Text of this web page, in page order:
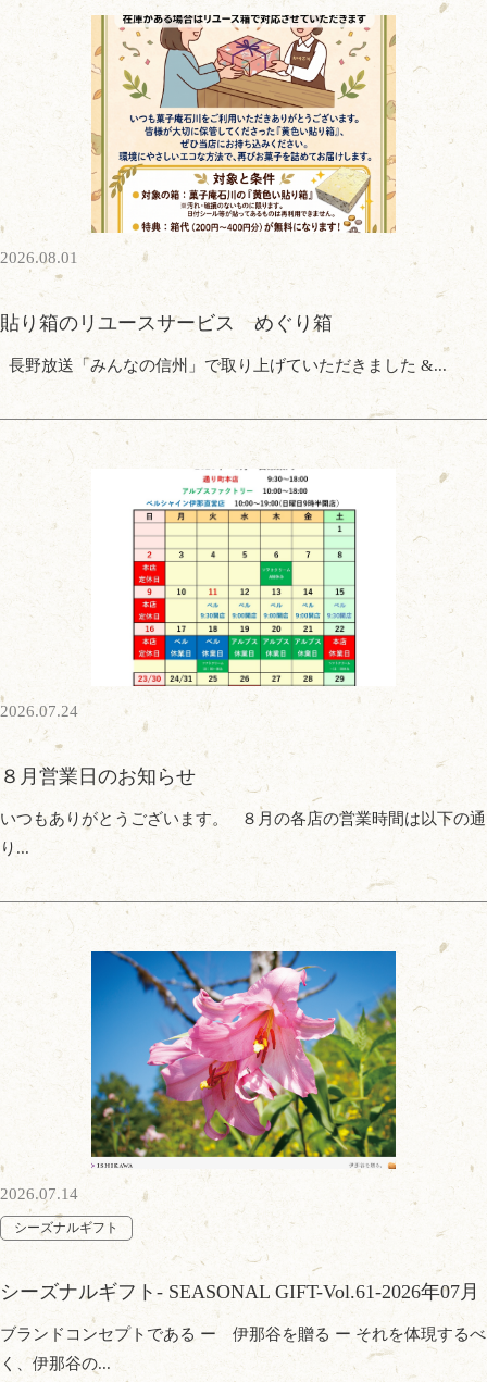
2026.08.01
貼り箱のリユースサービス めぐり箱
長野放送「みんなの信州」で取り上げていただきました &...
2026.07.24
８月営業日のお知らせ
いつもありがとうございます。 ８月の各店の営業時間は以下の通
り...
2026.07.14
シーズナルギフト
シーズナルギフト- SEASONAL GIFT-Vol.61-2026年07月
ブランドコンセプトである ー 伊那谷を贈る ー それを体現するべ
く、伊那谷の...